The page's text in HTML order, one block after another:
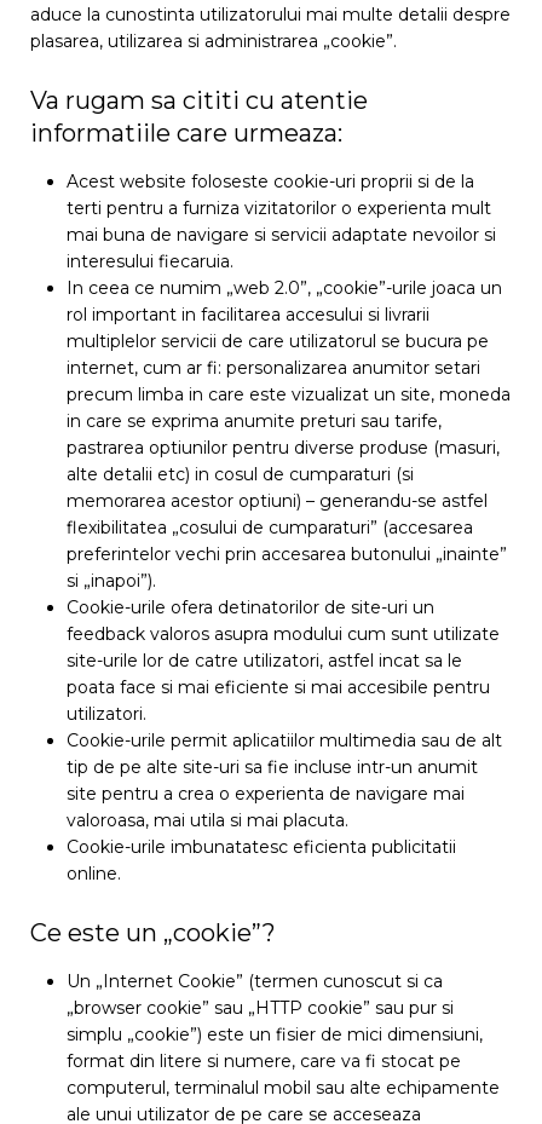
aduce la cunostinta utilizatorului mai multe detalii despre
plasarea, utilizarea si administrarea „cookie”.
Va rugam sa cititi cu atentie
informatiile care urmeaza:
Acest website foloseste cookie-uri proprii si de la
terti pentru a furniza vizitatorilor o experienta mult
mai buna de navigare si servicii adaptate nevoilor si
interesului fiecaruia.
In ceea ce numim „web 2.0”, „cookie”-urile joaca un
rol important in facilitarea accesului si livrarii
multiplelor servicii de care utilizatorul se bucura pe
internet, cum ar fi: personalizarea anumitor setari
precum limba in care este vizualizat un site, moneda
in care se exprima anumite preturi sau tarife,
pastrarea optiunilor pentru diverse produse (masuri,
alte detalii etc) in cosul de cumparaturi (si
memorarea acestor optiuni) – generandu-se astfel
flexibilitatea „cosului de cumparaturi” (accesarea
preferintelor vechi prin accesarea butonului „inainte”
si „inapoi”).
Cookie-urile ofera detinatorilor de site-uri un
feedback valoros asupra modului cum sunt utilizate
site-urile lor de catre utilizatori, astfel incat sa le
poata face si mai eficiente si mai accesibile pentru
utilizatori.
Cookie-urile permit aplicatiilor multimedia sau de alt
tip de pe alte site-uri sa fie incluse intr-un anumit
site pentru a crea o experienta de navigare mai
valoroasa, mai utila si mai placuta.
Cookie-urile imbunatatesc eficienta publicitatii
online.
Ce este un „cookie”?
Un „Internet Cookie” (termen cunoscut si ca
„browser cookie” sau „HTTP cookie” sau pur si
simplu „cookie”) este un fisier de mici dimensiuni,
format din litere si numere, care va fi stocat pe
computerul, terminalul mobil sau alte echipamente
ale unui utilizator de pe care se acceseaza